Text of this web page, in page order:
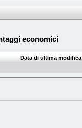
economici
Data di ultima modifica